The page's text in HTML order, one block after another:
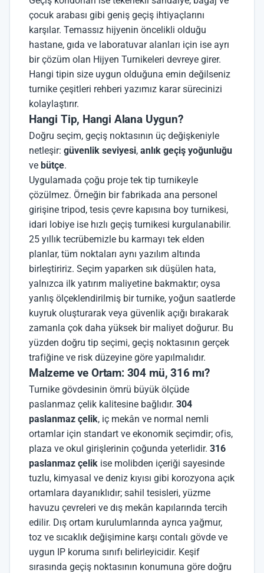
çocuk arabası gibi geniş geçiş ihtiyaçlarını
karşılar. Temassız hijyenin öncelikli olduğu
hastane, gıda ve laboratuvar alanları için ise ayrı
bir çözüm olan Hijyen Turnikeleri devreye girer.
Hangi tipin size uygun olduğuna emin değilseniz
turnike çeşitleri rehberi yazımız karar sürecinizi
kolaylaştırır.
Hangi Tip, Hangi Alana Uygun?
Doğru seçim, geçiş noktasının üç değişkeniyle
netleşir: güvenlik seviyesi, anlık geçiş yoğunluğu
ve bütçe.
Uygulamada çoğu proje tek tip turnikeyle
çözülmez. Örneğin bir fabrikada ana personel
girişine tripod, tesis çevre kapısına boy turnikesi,
idari lobiye ise hızlı geçiş turnikesi kurgulanabilir.
25 yıllık tecrübemizle bu karmayı tek elden
planlar, tüm noktaları aynı yazılım altında
birleştiririz. Seçim yaparken sık düşülen hata,
yalnızca ilk yatırım maliyetine bakmaktır; oysa
yanlış ölçeklendirilmiş bir turnike, yoğun saatlerde
kuyruk oluşturarak veya güvenlik açığı bırakarak
zamanla çok daha yüksek bir maliyet doğurur. Bu
yüzden doğru tip seçimi, geçiş noktasının gerçek
trafiğine ve risk düzeyine göre yapılmalıdır.
Malzeme ve Ortam: 304 mü, 316 mı?
Turnike gövdesinin ömrü büyük ölçüde
paslanmaz çelik kalitesine bağlıdır. 304
paslanmaz çelik, iç mekân ve normal nemli
ortamlar için standart ve ekonomik seçimdir; ofis,
plaza ve okul girişlerinin çoğunda yeterlidir. 316
paslanmaz çelik ise molibden içeriği sayesinde
tuzlu, kimyasal ve deniz kıyısı gibi korozyona açık
ortamlara dayanıklıdır; sahil tesisleri, yüzme
havuzu çevreleri ve dış mekân kapılarında tercih
edilir. Dış ortam kurulumlarında ayrıca yağmur,
toz ve sıcaklık değişimine karşı contalı gövde ve
uygun IP koruma sınıfı belirleyicidir. Keşif
sırasında geçiş noktasının konumuna göre doğru